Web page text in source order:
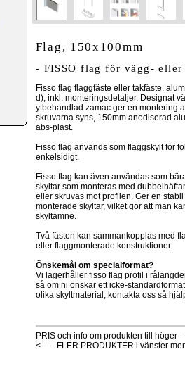
Flag, 150x100mm
- FISSO flag för vägg-
Fisso flag flaggfäste eller takfäste,
d), inkl. monteringsdetaljer. Designat
ytbehandlad zamac ger en montering
skruvarna syns, 150mm anodiserad
abs-plast.
Fisso flag används som flaggskylt för
enkelsidigt.
Fisso flag kan även användas som
skyltar som monteras med
eller skruvas mot profilen. Ger en
monterade skyltar, vilket gör att man
skyltämne.
Två fästen kan sammankopplas med
eller flaggmonterade konstruktioner.
Önskemål om specialformat?
Vi lagerhåller fisso flag profil i
så om ni önskar ett icke-
olika skyltmaterial, kontakta oss så
PRIS och info om produkten till
<----- FLER PRODUKTER i vänster